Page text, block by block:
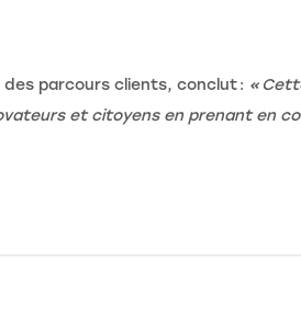
des parcours clients, conclut : «
et citoyens en prenant en